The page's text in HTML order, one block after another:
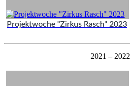
Projektwoche "Zirkus Rasch" 2023
2021 – 2022